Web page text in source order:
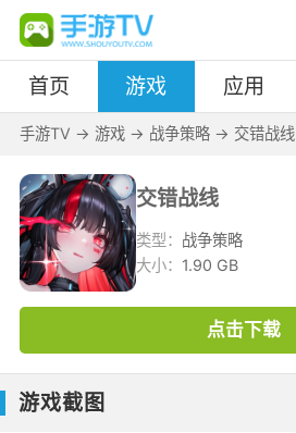
首页 游戏 应用
手游TV -> 游戏-> 战争策略-> 交错战线
交错战线
类型： 战争策略
大小： 1.90 GB
点击下载
游戏截图